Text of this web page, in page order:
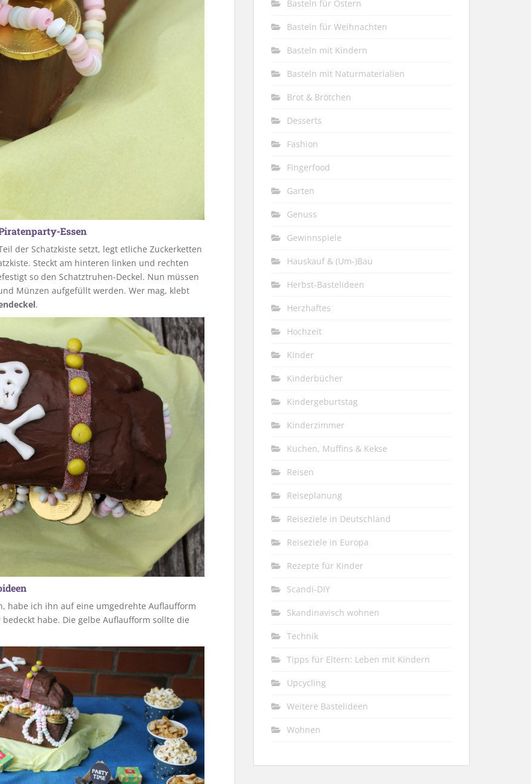
Essen
der Schatzkiste setzt, legt etliche Zuckerketten
Steckt am hinteren linken und rechten
so den Schatztruhen-Deckel. Nun müssen
Münzen aufgefüllt werden. Wer mag, klebt
.
habe ich ihn auf eine umgedrehte Auflaufform
habe. Die gelbe Auflaufform sollte die
Basteln für Ostern
Basteln für Weihnachten
Basteln mit Kindern
Basteln mit Naturmaterialien
Brot & Brötchen
Desserts
Fashion
Fingerfood
Garten
Genuss
Gewinnspiele
Hauskauf & (Um-)Bau
Herbst-Bastelideen
Herzhaftes
Hochzeit
Kinder
Kinderbücher
Kindergeburtstag
Kinderzimmer
Kuchen, Muffins & Kekse
Reisen
Reiseplanung
Reiseziele in Deutschland
Reiseziele in Europa
Rezepte für Kinder
Scandi-DIY
Skandinavisch wohnen
Technik
Tipps für Eltern: Leben mit Kindern
Upcycling
Weitere Bastelideen
Wohnen